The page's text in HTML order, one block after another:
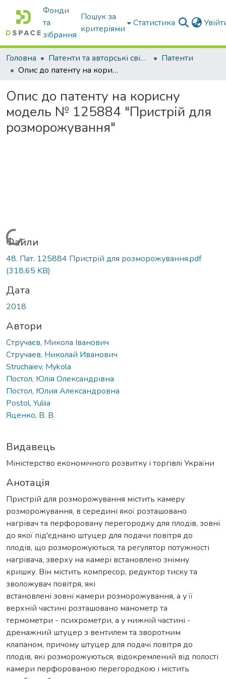
Фонди
та
зібрання
Пошук за
критеріями
Статистика
Головна Патенти та авторські свідоцтва
Патенти
Опис до патенту на корисну модель № 125884 "Пристрій для розморожування"
Опис до патенту на корисну
модель № 125884 "Пристрій для
розморожування"
Вантажиться...
Файли
48. Пат. 125884 Пристрій для розморожування.pdf
(318.65 KB)
Дата
2018
Автори
Стручаєв, Микола Іванович
Стручаев, Николай Иванович
Struchaiev, Mykola
Постол, Юлія Олександрівна
Постол, Юлия Александровна
Postol, Yuliia
Яценко, В. В.
Видавець
Міністерство економічного розвитку і торгівлі України
Анотація
Пристрій для розморожування містить камеру
розморожування, в середині якої розташовано
нагрівач та перфоровану перегородку для плодів, зовні
до якої під'єднано штуцер для подачи повітря до
плодів, що розморожуються, та регулятор потужності
нагрівача, зверху на камері встановлено знімну
кришку. Він містить компресор, редуктор тиску та
зволожувач повітря, які
встановлені зовні камери розморожування, а у її
верхній частині розташовано манометр та
термометри - психрометри, а у нижній частині -
дренажний штуцер з вентилем та зворотним
клапаном, причому штуцер для подачі повітря до
плодів, які розморожуються, відокремлений від полості
камери перфорованою перегородкою і містить